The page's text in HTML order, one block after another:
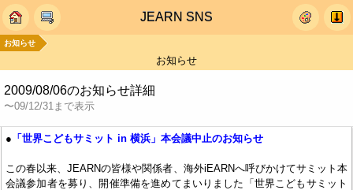
JEARN SNS
お知らせ
お知らせ
2009/08/06のお知らせ詳細
〜09/12/31まで表示
● 「世界こどもサミット in 横浜」本会議中止のお知らせ
この春以来、JEARNの皆様や関係者、海外iEARNへ呼びかけてサミット本
会議参加者を募り、開催準備を進めてまいりました「世界こどもサミット